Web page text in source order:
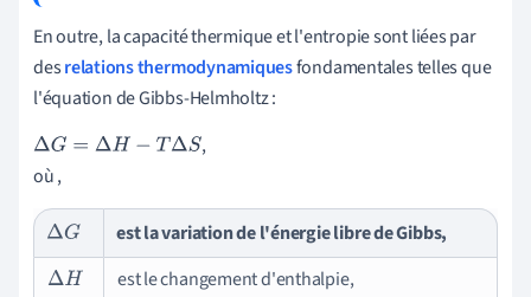
En outre, la capacité thermique et l'entropie sont liées par
desrelations thermodynamiquesfondamentales telles que
l'équation de Gibbs-Helmholtz :
ΔG=ΔH−TΔS
,
où ,
ΔG
est la variation de l'énergie libre de Gibbs,
ΔH
est le changement d'enthalpie,